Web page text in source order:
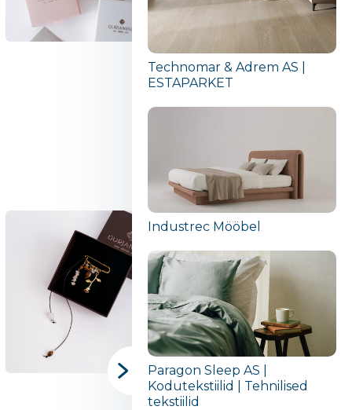
Technomar & Adrem AS |
ESTAPARKET
Industrec Mööbel
Paragon Sleep AS |
Kodutekstiilid | Tehnilised
tekstiilid